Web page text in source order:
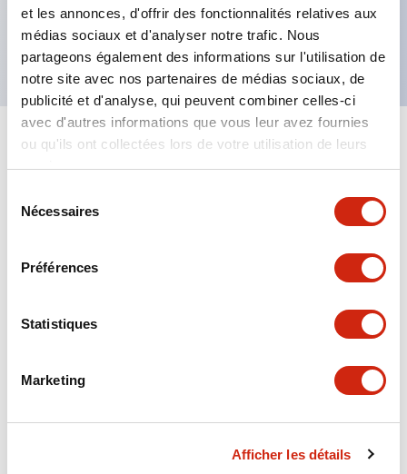
et les annonces, d'offrir des fonctionnalités relatives aux
médias sociaux et d'analyser notre trafic. Nous
partageons également des informations sur l'utilisation de
notre site avec nos partenaires de médias sociaux, de
publicité et d'analyse, qui peuvent combiner celles-ci
avec d'autres informations que vous leur avez fournies
ou qu'ils ont collectées lors de votre utilisation de leurs
services.
Nécessaires
Préférences
Statistiques
Marketing
Afficher les détails
Options de montage incluant montage supérieur,
socle DIN ou socle de montage sur panneau
Spécifications Tout développer
Documents et fichiers
Fichiers CAO Approbations Et